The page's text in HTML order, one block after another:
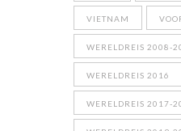
VIETNAM
WERELDREIS 2008-
WERELDREIS 2016
WERELDREIS 2017-